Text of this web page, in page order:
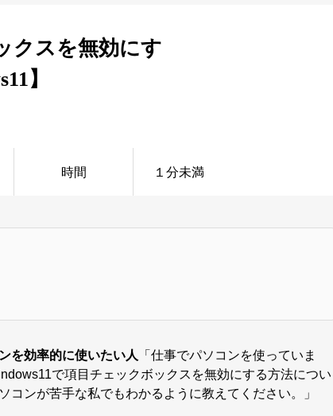
クスを無効にす
】
時間 １分未満
を効率的に使いたい人
「仕事でパソコンを使っていま
で項目チェックボックスを無効にする方法につい
コンが苦手な私でもわかるように教えてください。」